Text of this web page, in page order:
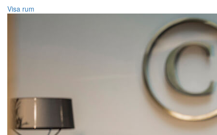
Visa rum